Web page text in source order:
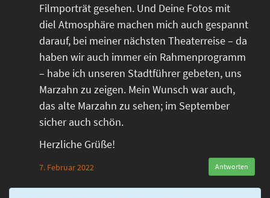
Filmporträt gesehen. Und Deine Fotos mit
diel Atmosphäre machen mich auch gespannt
darauf, bei meiner nächsten Theaterreise – da
haben wir auch immer ein Rahmenprogramm
– habe ich unseren Stadtführer gebeten, uns
Marzahn zu zeigen. Mein Wunsch war auch,
das alte Marzahn zu sehen; im September
sicher auch schön.
Herzliche Grüße!
7. Februar 2022 Antworten